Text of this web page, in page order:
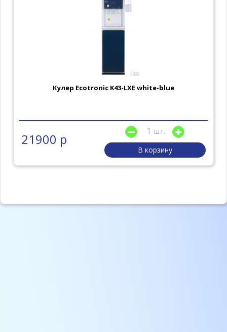
Кулер Ecotronic K43-LXE white-blue
21900 р
шт.
В корзину